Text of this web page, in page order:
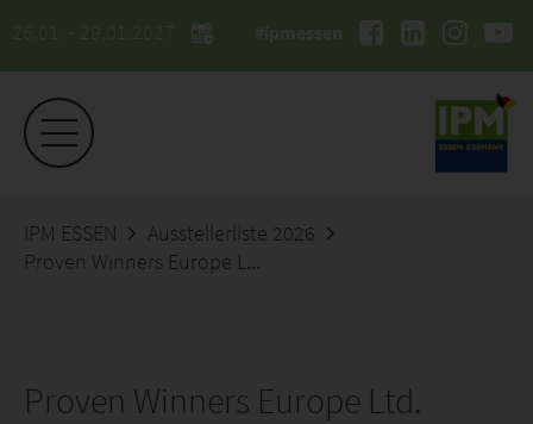
26.01. - 29.01.2027 #ipmessen
IPM ESSEN
Ausstellerliste 2026
Proven Winners Europe Ltd.
Proven Winners Europe Ltd.